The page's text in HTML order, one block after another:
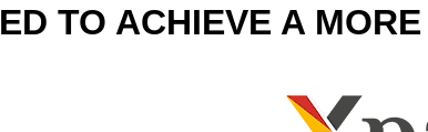
TO ACHIEVE A